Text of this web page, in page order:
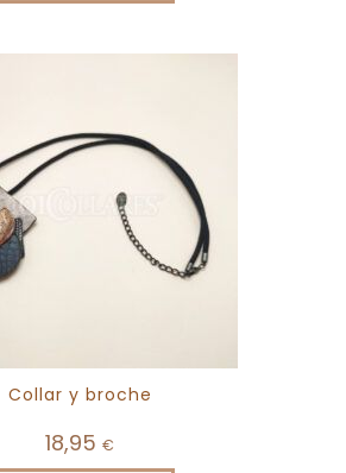
Collar y broche
18,95 €